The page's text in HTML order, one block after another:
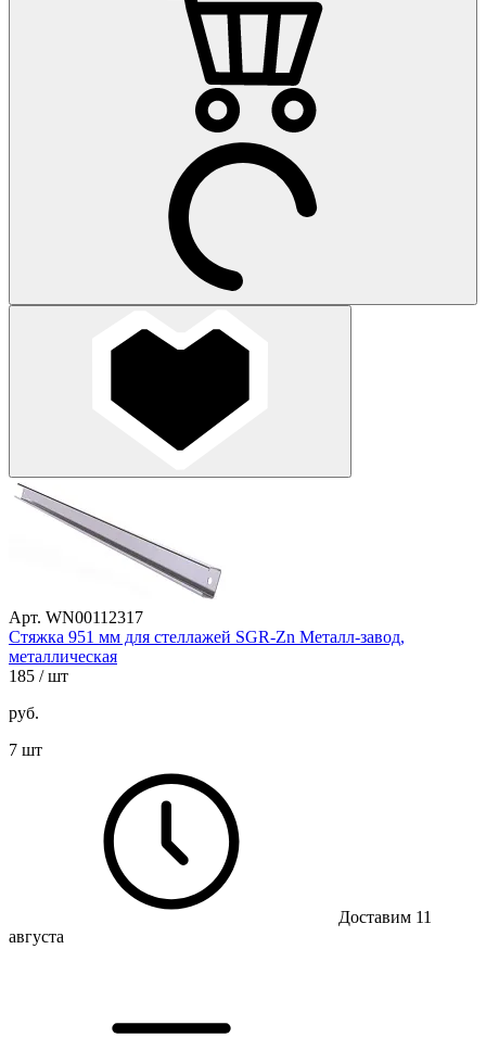
Арт. WN00112317
Стяжка 951 мм для стеллажей SGR-Zn Металл-завод,
металлическая
185 / шт
руб.
7 шт
Доставим 11
августа